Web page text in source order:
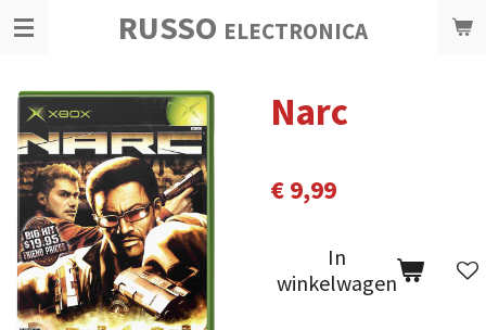
Ga
de
hoofdinhoud
RUSSO ELECTRONICA
Narc
€ 9,99
In
winkelwagen